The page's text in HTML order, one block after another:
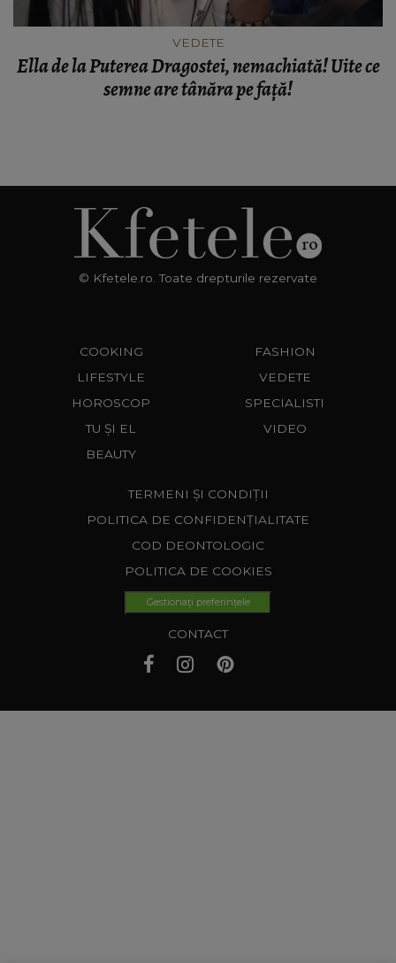
VEDETE
Ella de la Puterea Dragostei, nemachiată! Uite ce
semne are tânăra pe faţă!
© Kfetele.ro. Toate drepturile rezervate
COOKING
LIFESTYLE
HOROSCOP
TU ȘI EL
BEAUTY
FASHION
VEDETE
SPECIALISTI
VIDEO
TERMENI ȘI CONDIȚII
POLITICA DE CONFIDENȚIALITATE
COD DEONTOLOGIC
POLITICA DE COOKIES
Gestionați preferințele
CONTACT